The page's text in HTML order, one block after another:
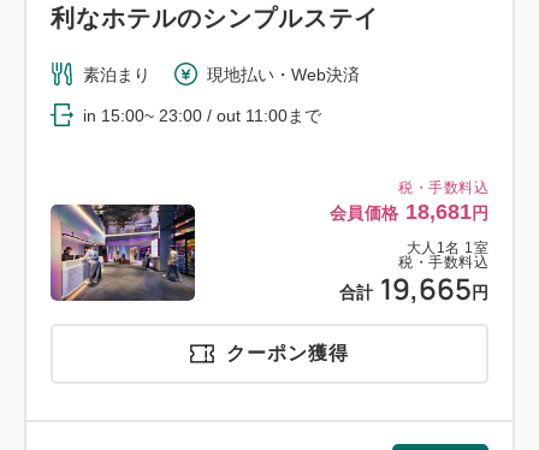
税・手数料込
会員価格 18,681円
大人 1名 1室
税・手数料込
合計 19,665 円
利なホテルのシンプルステイ
素泊まり 現地払い・Web決済
in 15:00~ 23:00 / out 11:00まで
クーポン獲得